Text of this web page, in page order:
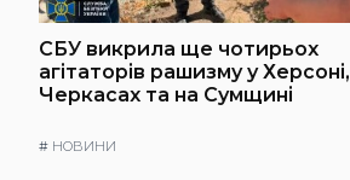
СБУ викрила ще чотирьох
агітаторів рашизму у Херсоні,
Черкасах та на Сумщині
# НОВИНИ